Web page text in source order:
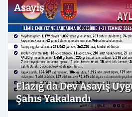
Asayiş
Elazığ'da Dev Asayiş
Şahıs Yakalandı